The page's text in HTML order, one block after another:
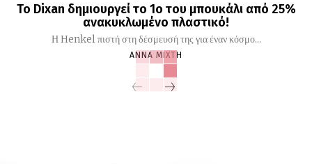
Το Dixan δημιουργεί το 1ο του μπουκάλι από 25%
ανακυκλωμένο πλαστικό!
Η Henkel πιστή στη δέσμευσή της για έναν κόσμο...
ΆΝΝΑ ΜΊΧΤΗ